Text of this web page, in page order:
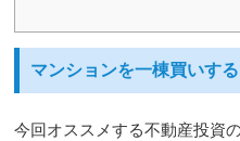
マンションを一棟買いす
今回オススメする不動産投資